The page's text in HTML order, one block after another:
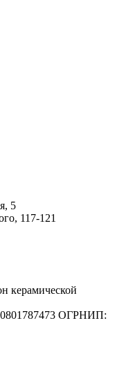
5
117-121
керамической
ОГРНИП: